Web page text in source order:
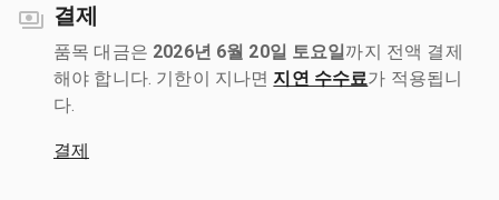
결제
품목 대금은 2026년 6월 20일 토요일까지 전액 결제
해야 합니다. 기한이 지나면 지연 수수료가 적용됩니
다.
결제